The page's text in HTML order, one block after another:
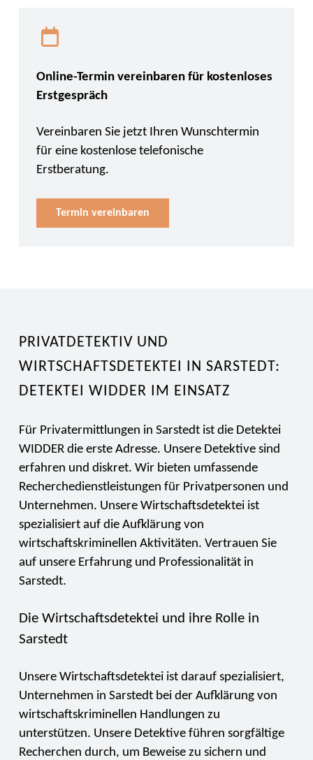
Online-Termin vereinbaren für kostenloses
Erstgespräch
Vereinbaren Sie jetzt Ihren Wunschtermin
für eine kostenlose telefonische
Erstberatung.
Termin vereinbaren
PRIVATDETEKTIV UND
WIRTSCHAFTSDETEKTEI IN SARSTEDT:
DETEKTEI WIDDER IM EINSATZ
Für Privatermittlungen in Sarstedt ist die Detektei
WIDDER die erste Adresse. Unsere Detektive sind
erfahren und diskret. Wir bieten umfassende
Recherchedienstleistungen für Privatpersonen und
Unternehmen. Unsere Wirtschaftsdetektei ist
spezialisiert auf die Aufklärung von
wirtschaftskriminellen Aktivitäten. Vertrauen Sie
auf unsere Erfahrung und Professionalität in
Sarstedt.
Die Wirtschaftsdetektei und ihre Rolle in
Sarstedt
Unsere Wirtschaftsdetektei ist darauf spezialisiert,
Unternehmen in Sarstedt bei der Aufklärung von
wirtschaftskriminellen Handlungen zu
unterstützen. Unsere Detektive führen sorgfältige
Recherchen durch, um Beweise zu sichern und